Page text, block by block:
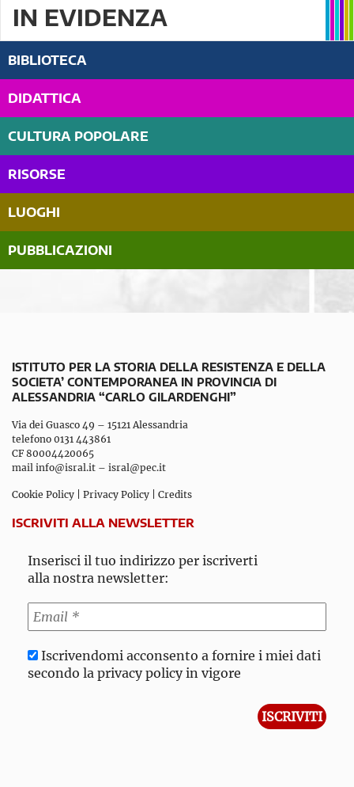
IN EVIDENZA
BIBLIOTECA
DIDATTICA
CULTURA POPOLARE
RISORSE
LUOGHI
PUBBLICAZIONI
ISTITUTO PER LA STORIA DELLA RESISTENZA E DELLA
SOCIETA’ CONTEMPORANEA IN PROVINCIA DI
ALESSANDRIA “CARLO GILARDENGHI”
Via dei Guasco 49 – 15121 Alessandria
telefono 0131 443861
CF 80004420065
mail info@isral.it – isral@pec.it
Cookie Policy Privacy Policy Credits
ISCRIVITI ALLA NEWSLETTER
Inserisci il tuo indirizzo per iscriverti
alla nostra newsletter:
Iscrivendomi acconsento a fornire i miei dati
secondo la privacy policy in vigore